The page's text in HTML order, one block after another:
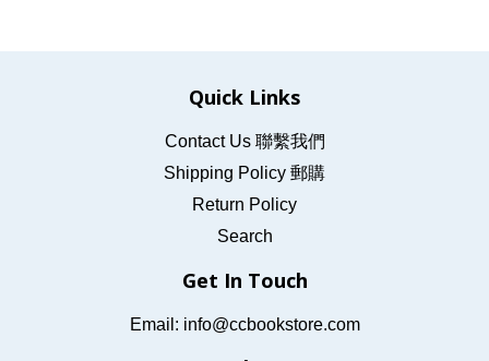
Quick Links
Contact Us 聯繫我們
Shipping Policy 郵購
Return Policy
Search
Get In Touch
Email: info@ccbookstore.com